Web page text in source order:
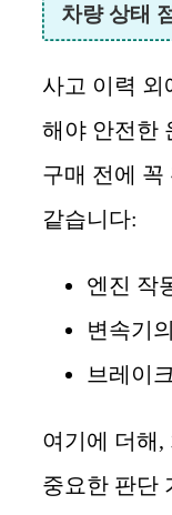
차량 상태
사고 이력 외
해야 안전한
구매 전에 꼭
같습니다:
엔진 작
변속기
브레이
여기에 더해,
중요한 판단